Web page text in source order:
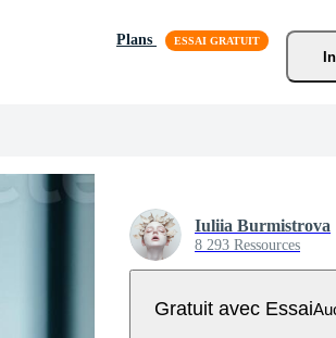
Plans
Iuliia Burmistrova
8 293 Ressources
Gratuit avec Essai